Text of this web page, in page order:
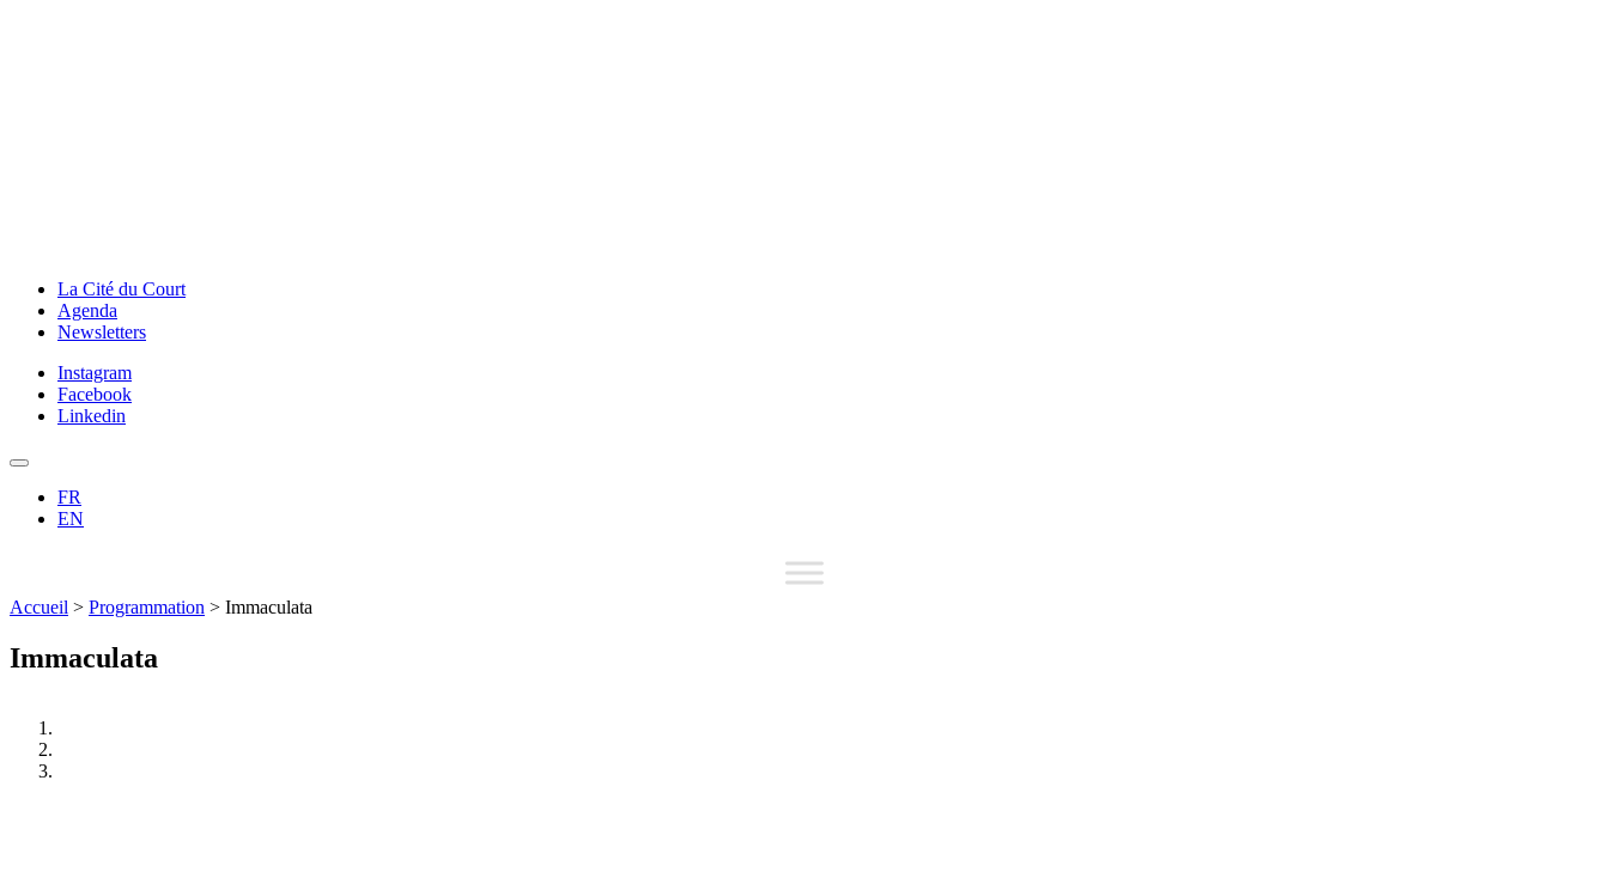
La Cité du Court
Agenda
Newsletters
Instagram
Facebook
Linkedin
FR
EN
Accueil > Programmation > Immaculata
Immaculata